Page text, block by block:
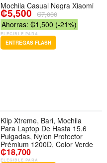
Mochila Casual Negra Xiaomi
₡5,500 ₡7,000
Ahorras: ₡1,500 (-21%)
ELEGIBLE PARA
ENTREGAS FLASH
Klip Xtreme, Bari, Mochila
Para Laptop De Hasta 15.6
Pulgadas, Nylon Protector
Prémium 1200D, Color Verde
₡18,700
ELEGIBLE PARA